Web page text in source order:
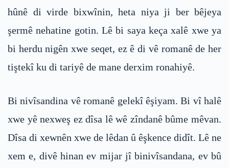
hûnê di virde bixwînin, heta niya ji ber bêjeya
şermê nehatine gotin. Lê bi saya keça xalê xwe ya
bi herdu nigên xwe seqet, ez ê di vê romanê de her
tiştekî ku di tariyê de mane derxim ronahiyê.
Bi nivîsandina vê romanê gelekî êşiyam. Bi vî halê
xwe yê nexweş ez dîsa lê wê zîndanê bûme mêvan.
Dîsa di xewnên xwe de lêdan û êşkence didît. Lê ne
xem e, divê hinan ev mijar jî binivîsandana, ev bû